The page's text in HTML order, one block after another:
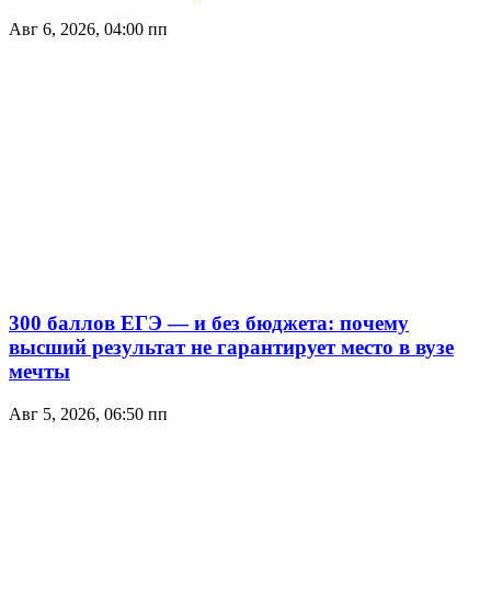
Авг 6, 2026, 04:00 пп
300 баллов ЕГЭ — и без бюджета: почему
высший результат не гарантирует место в вузе
мечты
Авг 5, 2026, 06:50 пп